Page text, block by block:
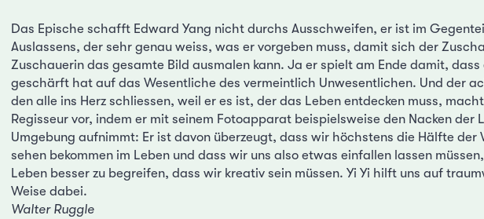
Das Epische schafft Edward Yang nicht durchs Ausschweifen, er ist im
Auslassens, der sehr genau weiss, was er vorgeben muss, damit sich der
Zuschauerin das gesamte Bild ausmalen kann. Ja er spielt am Ende damit, dass
geschärft hat auf das Wesentliche des vermeintlich Unwesentlichen. Und der
den alle ins Herz schliessen, weil er es ist, der das Leben entdecken muss,
Regisseur vor, indem er mit seinem Fotoapparat beispielsweise den Nacken der
Umgebung aufnimmt: Er ist davon überzeugt, dass wir höchstens die Hälfte der
sehen bekommen im Leben und dass wir uns also etwas einfallen lassen
Leben besser zu begreifen, dass wir kreativ sein müssen. Yi Yi hilft uns auf
Weise dabei.
Walter Ruggle